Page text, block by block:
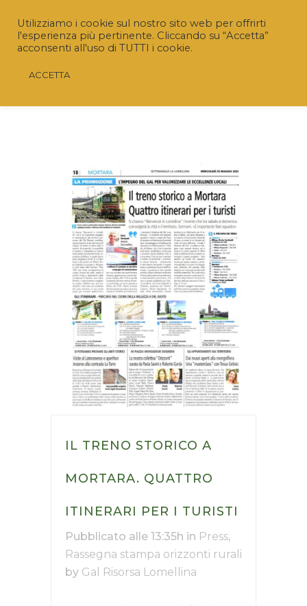
IL TRENO STORICO A
MORTARA. QUATTRO
ITINERARI PER I TURISTI
Pubblicato alle 13:35h in Press,
Rassegna stampa orizzonti rurali
by Gal Risorsa Lomellina
Utilizziamo i cookie sul nostro sito web per offrirti
l'esperienza più pertinente. Cliccando su “Accetta”
acconsenti all'uso di TUTTI i cookie.
ACCETTA
Riaperto il Bando “SRD04 – Investimenti non
produttivi agricoli con finalità ambientale”
Nuovo termine:20 luglio 2026 ore 16.00